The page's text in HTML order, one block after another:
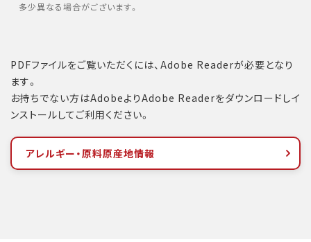
多少異なる場合がございます。
PDFファイルをご覧いただくには、Adobe Readerが必要となり
ます。
お持ちでない方はAdobeよりAdobe Readerをダウンロードしイ
ンストールしてご利用ください。
アレルギー・原料原産地情報